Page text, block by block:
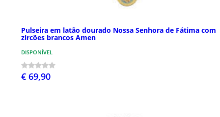
Pulseira em latão dourado Nossa Senhora de Fátima com
zircões brancos Amen
DISPONÍVEL
€ 69,90